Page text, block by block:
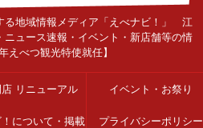
る地域情報メディア「えべナビ！」 江
ュース速報・イベント・新店舗等の情
えべつ観光特使就任】
リニューアル イベント・お祭り
について・掲載 プライバシーポリシー